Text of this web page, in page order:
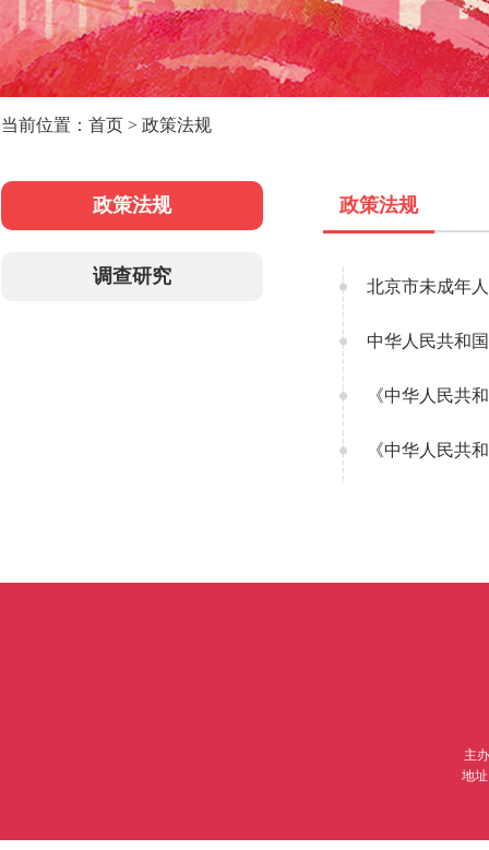
当前位置：首页 > 政策法规
政策法规
调查研究
政策法规
北京市未成年
中华人民共和
《中华人民共
《中华人民共
主
地